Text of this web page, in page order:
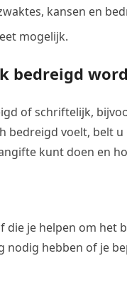
kansen en
mogelijk.
bedreigd
of schriftelijk,
bedreigd voelt, belt
kunt doen en
die je helpen om het
nodig hebben of je